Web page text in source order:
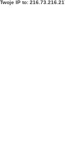
Twoje IP to: